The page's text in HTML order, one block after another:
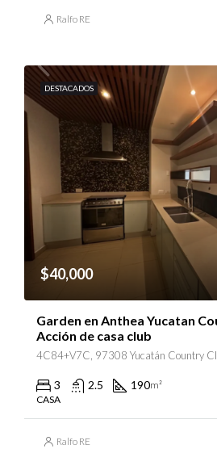
Ralfo RE
DESTACADOS
$40,000
Garden en Anthea Yucatan
Acción de casa club
4C84+V7C, 97308 Yucatán Country
3 2.5 190m²
CASA
Ralfo RE